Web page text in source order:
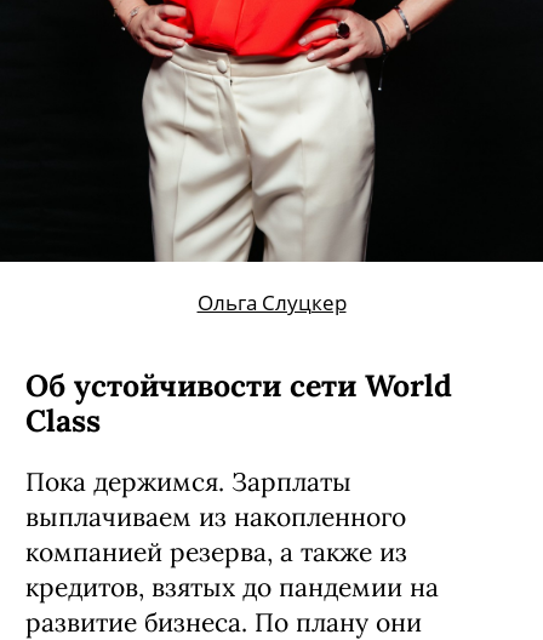
Ольга Слуцкер
Об устойчивости сети World
Class
Пока держимся. Зарплаты
выплачиваем из накопленного
компанией резерва, а также из
кредитов, взятых до пандемии на
развитие бизнеса. По плану они